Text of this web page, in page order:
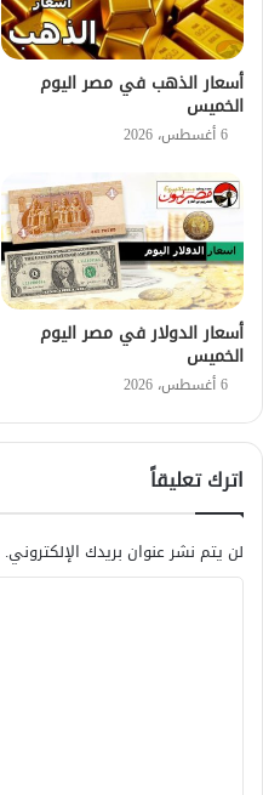
أسعار الذهب في مصر اليوم
الخميس
6 أغسطس، 2026
أسعار الدولار في مصر اليوم
الخميس
6 أغسطس، 2026
اترك تعليقاً
لن يتم نشر عنوان بريدك الإلكتروني.